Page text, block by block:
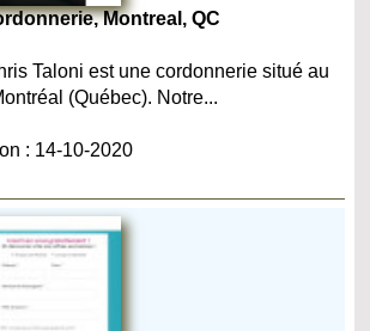
Montreal, QC
Taloni est une cordonnerie situé au
(Québec). Notre...
: 14-10-2020